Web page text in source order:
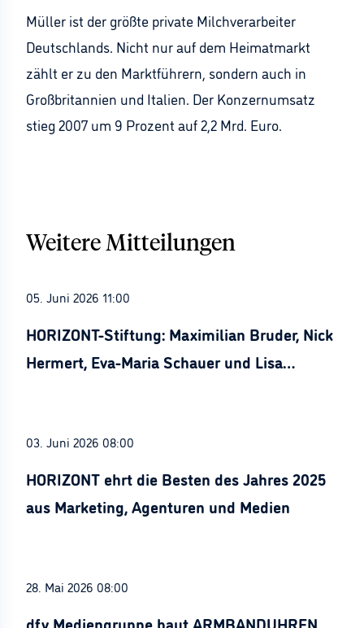
Müller ist der größte private Milchverarbeiter
Deutschlands. Nicht nur auf dem Heimatmarkt
zählt er zu den Marktführern, sondern auch in
Großbritannien und Italien. Der Konzernumsatz
stieg 2007 um 9 Prozent auf 2,2 Mrd. Euro.
Weitere Mitteilungen
05. Juni 2026 11:00
HORIZONT-Stiftung: Maximilian Bruder, Nick
Hermert, Eva-Maria Schauer und Lisa
03. Juni 2026 08:00
HORIZONT ehrt die Besten des Jahres 2025
aus Marketing, Agenturen und Medien
28. Mai 2026 08:00
dfv Mediengruppe baut ARMBANDUHREN